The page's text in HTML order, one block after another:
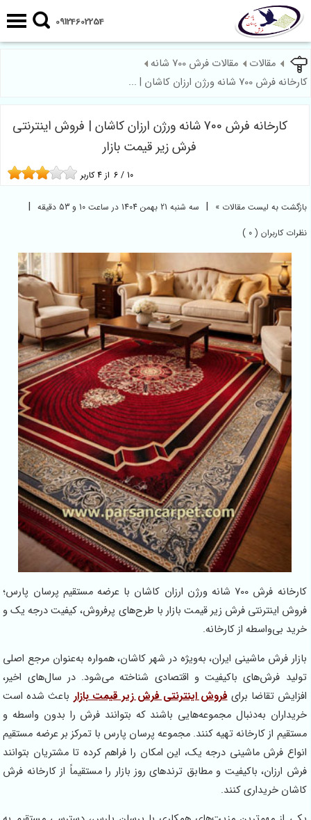
09124602254
مقالات
مقالات فرش 700 شانه
کارخانه فرش 700 شانه ورژن ارزان کاشان | ...
کارخانه فرش 700 شانه ورژن ارزان کاشان | فروش اینترنتی
فرش زیر قیمت بازار
6 / 10 از 4کاربر
بازگشت به لیست مقالات » | سه شنبه 21 بهمن 1404 در ساعت 10 و 53 دقیقه |
نظرات کاربران ( 0 )
کارخانه فرش 700 شانه ورژن ارزان کاشان با عرضه مستقیم پرسان پارس؛
فروش اینترنتی فرش زیر قیمت بازار با طرح‌های پرفروش، کیفیت درجه یک و
خرید بی‌واسطه از کارخانه.
بازار فرش ماشینی ایران، به‌ویژه در شهر کاشان، همواره به‌عنوان مرجع اصلی
تولید فرش‌های باکیفیت و اقتصادی شناخته می‌شود. در سال‌های اخیر،
افزایش تقاضا برایفروش اینترنتی فرش زیر قیمت بازار باعث شده است
خریداران به‌دنبال مجموعه‌هایی باشند که بتوانند فرش را بدون واسطه و
مستقیم از کارخانه تهیه کنند. مجموعه پرسان پارس با تمرکز بر عرضه مستقیم
انواع فرش ماشینی درجه یک، این امکان را فراهم کرده تا مشتریان بتوانند
فرش ارزان، باکیفیت و مطابق ترندهای روز بازار را مستقیماً از کارخانه فرش
کاشان خریداری کنند.